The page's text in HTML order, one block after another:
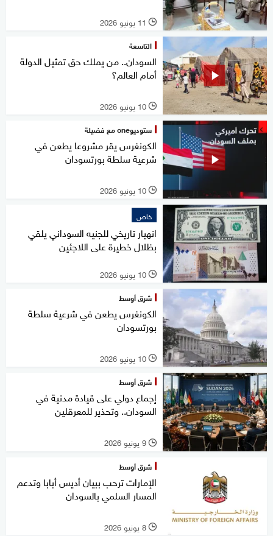
l 11 يونيو 2026
التاسعة
السودان.. من يملك حق تمثيل الدولة
أمام العالم؟
l 10 يونيو 2026
ستوديوone مع فضيلة
الكونغرس يقر مشروعا يطعن في
شرعية سلطة بورتسودان
l 10 يونيو 2026
خاص
انهيار تاريخي للجنيه السوداني يلقي
بظلال خطيرة على اللاجئين
l 10 يونيو 2026
شرق أوسط
الكونغرس يطعن في شرعية سلطة
بورتسودان
l 10 يونيو 2026
شرق أوسط
إجماع دولي على قيادة مدنية في
السودان.. وتحذير للمعرقلين
l 9 يونيو 2026
شرق أوسط
الإمارات ترحب ببيان أديس أبابا وتدعم
المسار السلمي بالسودان
l 8 يونيو 2026